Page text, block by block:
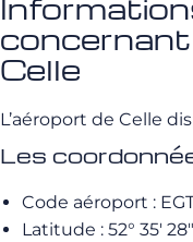
Celle
L’aéroport de Celle
Les
Code aéroport :
Latitude : 52° 35′